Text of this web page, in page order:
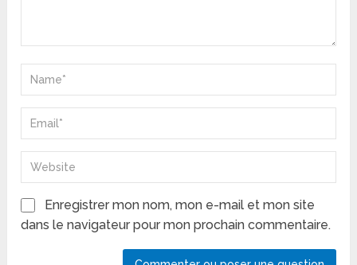
Enregistrer mon nom, mon e-mail et mon site
dans le navigateur pour mon prochain commentaire.